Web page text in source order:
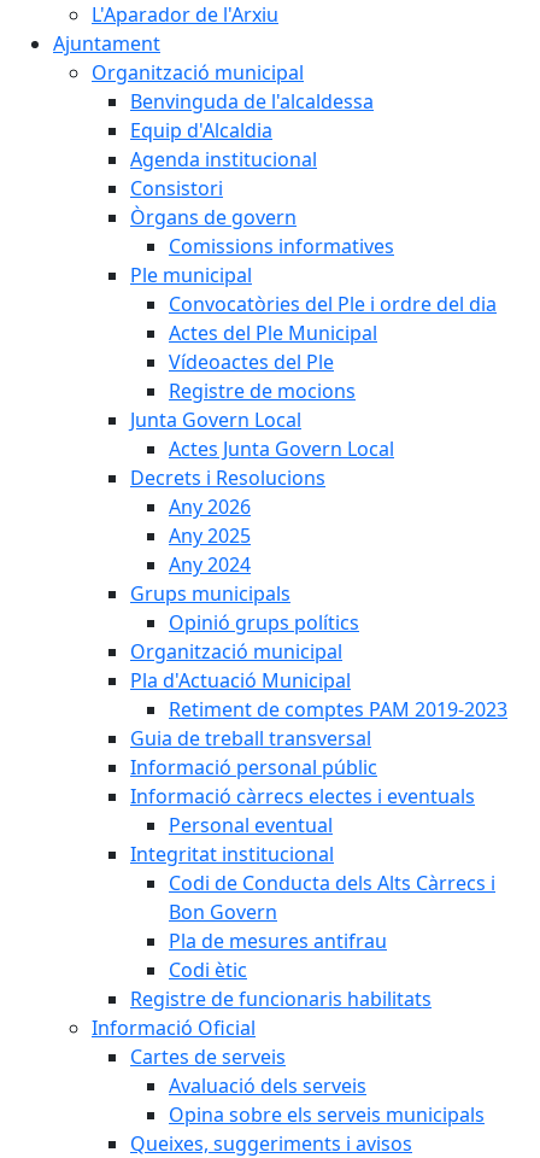
L'Aparador de l'Arxiu
Ajuntament
Organització municipal
Benvinguda de l'alcaldessa
Equip d'Alcaldia
Agenda institucional
Consistori
Òrgans de govern
Comissions informatives
Ple municipal
Convocatòries del Ple i ordre del dia
Actes del Ple Municipal
Vídeoactes del Ple
Registre de mocions
Junta Govern Local
Actes Junta Govern Local
Decrets i Resolucions
Any 2026
Any 2025
Any 2024
Grups municipals
Opinió grups polítics
Organització municipal
Pla d'Actuació Municipal
Retiment de comptes PAM 2019-2023
Guia de treball transversal
Informació personal públic
Informació càrrecs electes i eventuals
Personal eventual
Integritat institucional
Codi de Conducta dels Alts Càrrecs i
Bon Govern
Pla de mesures antifrau
Codi ètic
Registre de funcionaris habilitats
Informació Oficial
Cartes de serveis
Avaluació dels serveis
Opina sobre els serveis municipals
Queixes, suggeriments i avisos